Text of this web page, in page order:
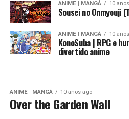
ANIME | MANGÁ 10
Sousei no Onmyouji
ANIME | MANGÁ 10
KonoSuba | RPG e
divertido anime
ANIME | MANGÁ 10 anos ago
Over the Garden Wall